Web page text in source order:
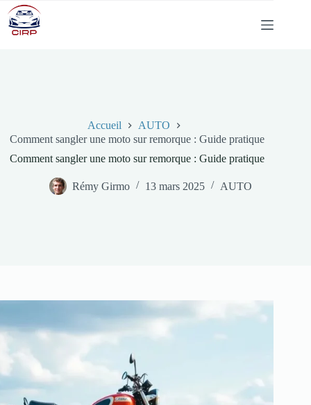
Passer
au
contenu
Accueil
AUTO
Comment sangler une moto sur remorque : Guide pratique
Comment sangler une moto sur remorque : Guide pratique
Rémy Girmo 13 mars 2025 AUTO